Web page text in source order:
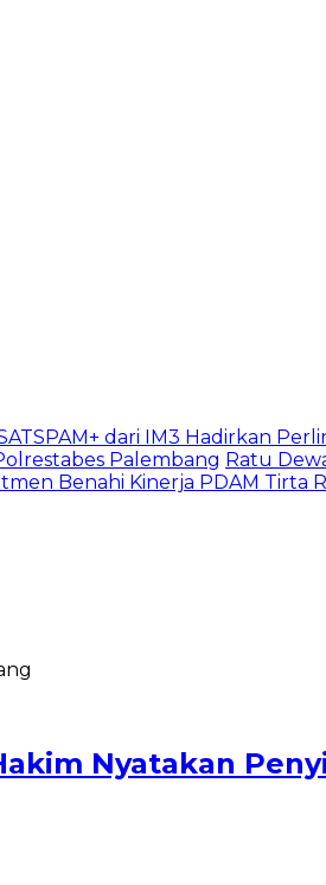
dari IM3 Hadirkan
Palembang Ratu
Benahi Kinerja PDAM Tirta
Nyatakan